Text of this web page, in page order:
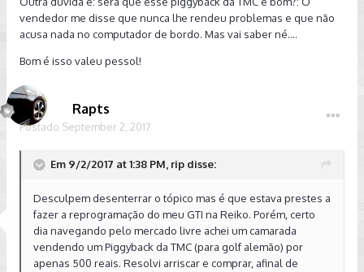
vendedor me disse que nunca lhe rendeu problemas e que não
acusa nada no computador de bordo. Mas vai saber né....
Bom é isso valeu pessol!
Rapts
Postado September 2, 2017
Em 9/2/2017 at 1:38 PM, rip disse:
Desculpem desenterrar o tópico mas é que estava prestes a
fazer a reprogramação do meu GTI na Reiko. Porém, certo
dia navegando pelo mercado livre achei um camarada
vendendo um Piggyback da TMC (para golf alemão) por
apenas 500 reais. Resolvi arriscar e comprar, afinal de